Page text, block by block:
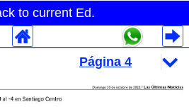
to current Ed.